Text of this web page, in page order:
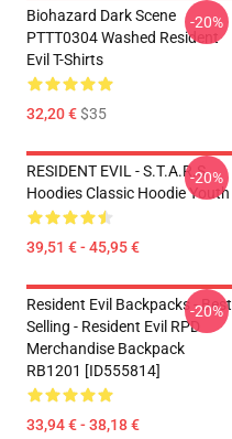
Biohazard Dark Scene
PTTT0304 Washed Resident
Evil T-Shirts
32,20 €$35
-20%
RESIDENT EVIL - S.T.A.R.S
Hoodies Classic Hoodie Youth
39,51 € - 45,95 €
-20%
Resident Evil Backpacks - Best
Selling - Resident Evil RPD
Merchandise Backpack
RB1201 [ID555814]
33,94 € - 38,18 €
-20%